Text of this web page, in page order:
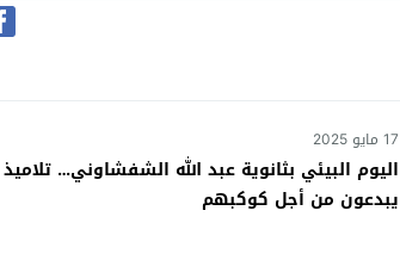
17 مايو 2025
اليوم البيئي بثانوية عبد الله الشفشاوني… تلاميذ
يبدعون من أجل كوكبهم